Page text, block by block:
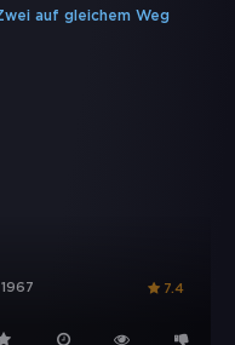
1967 7.4